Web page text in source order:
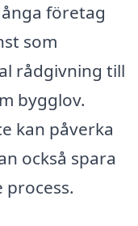
företag
som
rådgivning till
bygglov.
kan påverka
också spara
process.